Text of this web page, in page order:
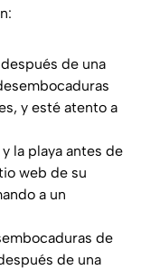
de una
y esté atento a
y la playa antes de
web de su
a un
de
de una